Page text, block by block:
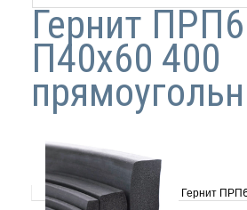
Гернит
П40х60 400
Гернит